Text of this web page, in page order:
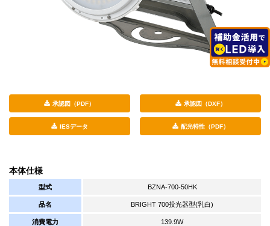
承認図（PDF） 承認図（DXF）
IESデータ 配光特性（PDF）
本体仕様
型式 BZNA-700-50HK
品名 BRIGHT 700投光器型(乳白)
消費電力 139.9W